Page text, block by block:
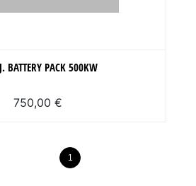
BATTERY PACK 500KW
750,00 €
1